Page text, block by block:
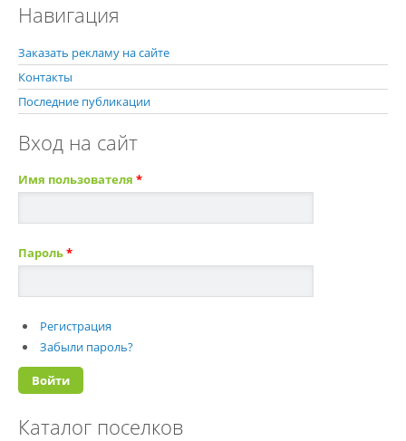
Навигация
Заказать рекламу на сайте
Контакты
Последние публикации
Вход на сайт
Имя пользователя *
Пароль*
Регистрация
Забыли пароль?
Каталог поселков